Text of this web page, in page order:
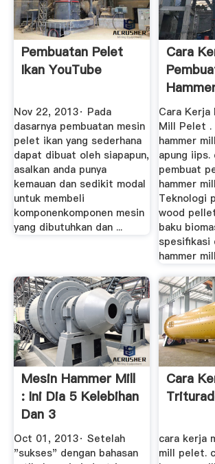
Pembuatan Pelet
Ikan YouTube
Nov 22, 2013· Pada
dasarnya pembuatan mesin
pelet ikan yang sederhana
dapat dibuat oleh siapapun,
asalkan anda punya
kemauan dan sedikit modal
untuk membeli
komponenkomponen mesin
yang dibutuhkan dan ...
Cara
Cara Kerja
Mill Pelet .
hammer
apung iips.
pembuat
hammer
Teknologi
wood
baku
spesifikasi
hammer mill
Mesin Hammer Mill
: Ini Dia 5 Kelebihan
Dan 3
Kelemahannya
Oct 01, 2013· Setelah
"sukses" dengan bahasan
Cara
cara kerja
mill pelet.